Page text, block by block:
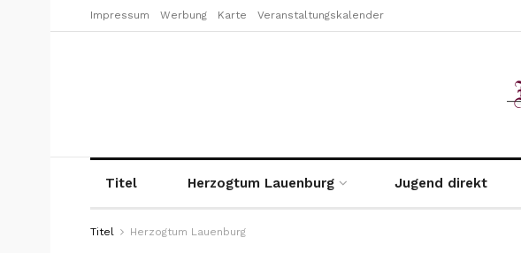
Impressum Werbung Karte Veranstaltungskalender
Titel Herzogtum Lauenburg Jugend direkt
Titel Herzogtum Lauenburg